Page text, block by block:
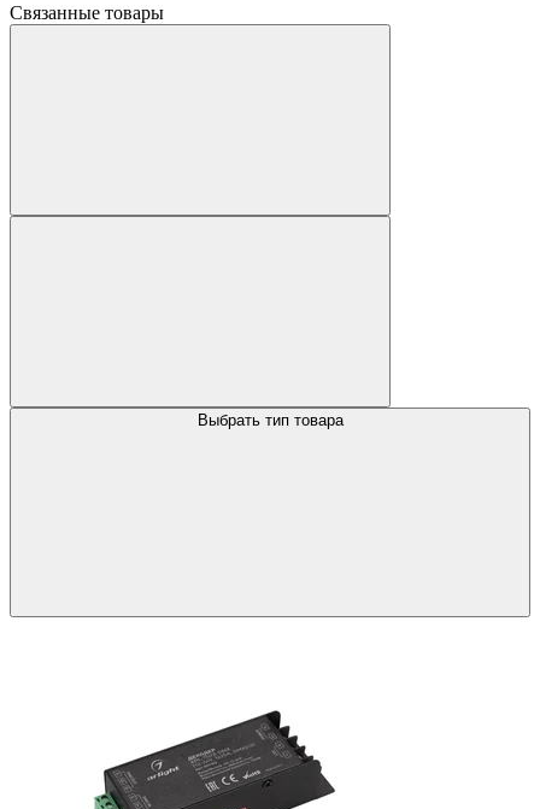
Связанные товары
Выбрать тип товара